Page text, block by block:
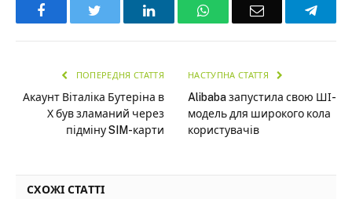
Facebook LinkedInWhatsAppEmail
ПОПЕРЕДНЯ СТАТТЯ
Акаунт Віталіка Бутеріна в
Х був зламаний через
підміну SIM-карти
НАСТУПНА СТАТТЯ
Alibaba запустила свою ШІ-
модель для широкого кола
користувачів
СХОЖІ СТАТТІ